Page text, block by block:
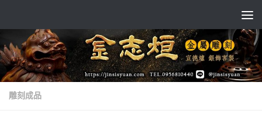
雕刻成品